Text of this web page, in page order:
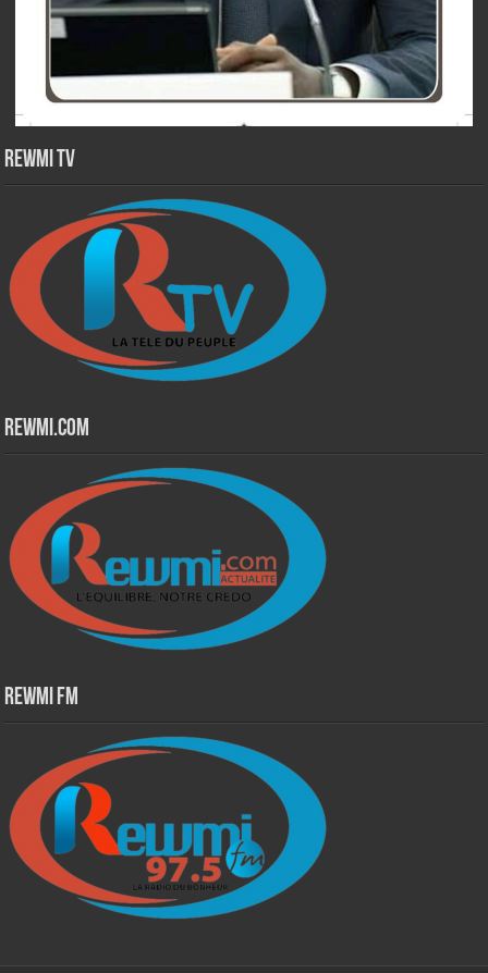
Rewmi TV
Rewmi.Com
Rewmi Fm